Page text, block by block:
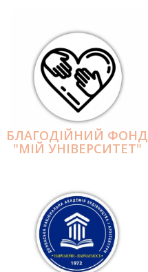
БЛАГОДІЙНИЙ ФОНД
"МІЙ УНІВЕРСИТЕТ"